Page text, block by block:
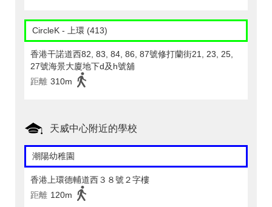
CircleK - 上環 (413)
香港干諾道西82, 83, 84, 86, 87號修打蘭街21, 23, 25,
27號海景大廈地下d及h號舖
距離 310m
天威中心附近的學校
潮陽幼稚園
香港上環德輔道西３８號２字樓
距離 120m